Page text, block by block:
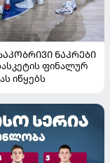
ᲜᲐᲙᲠᲔᲑᲘ
ფინალურ
იწყებს